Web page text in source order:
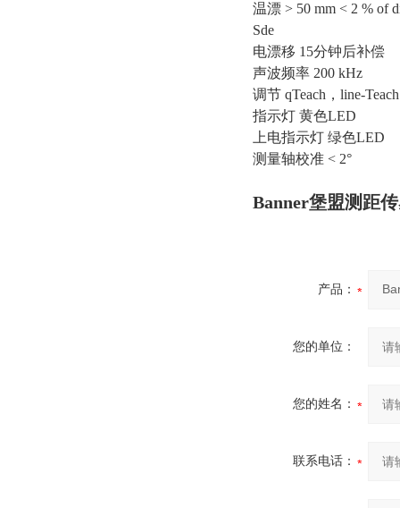
温漂 > 50 mm < 2 % of
Sde
电漂移 15分钟后补偿
声波频率 200 kHz
调节 qTeach，line-
指示灯 黄色LED
上电指示灯 绿色LED
测量轴校准 < 2°
Banner堡盟测距传
产品：
您的单位：
您的姓名：
联系电话：